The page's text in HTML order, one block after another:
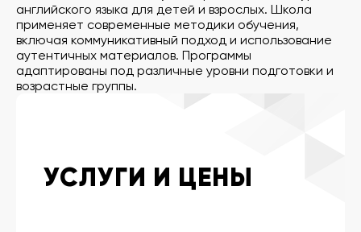
английского языка для детей и взрослых. Школа
применяет современные методики обучения,
включая коммуникативный подход и использование
аутентичных материалов. Программы
адаптированы под различные уровни подготовки и
возрастные группы.
УСЛУГИ И ЦЕНЫ